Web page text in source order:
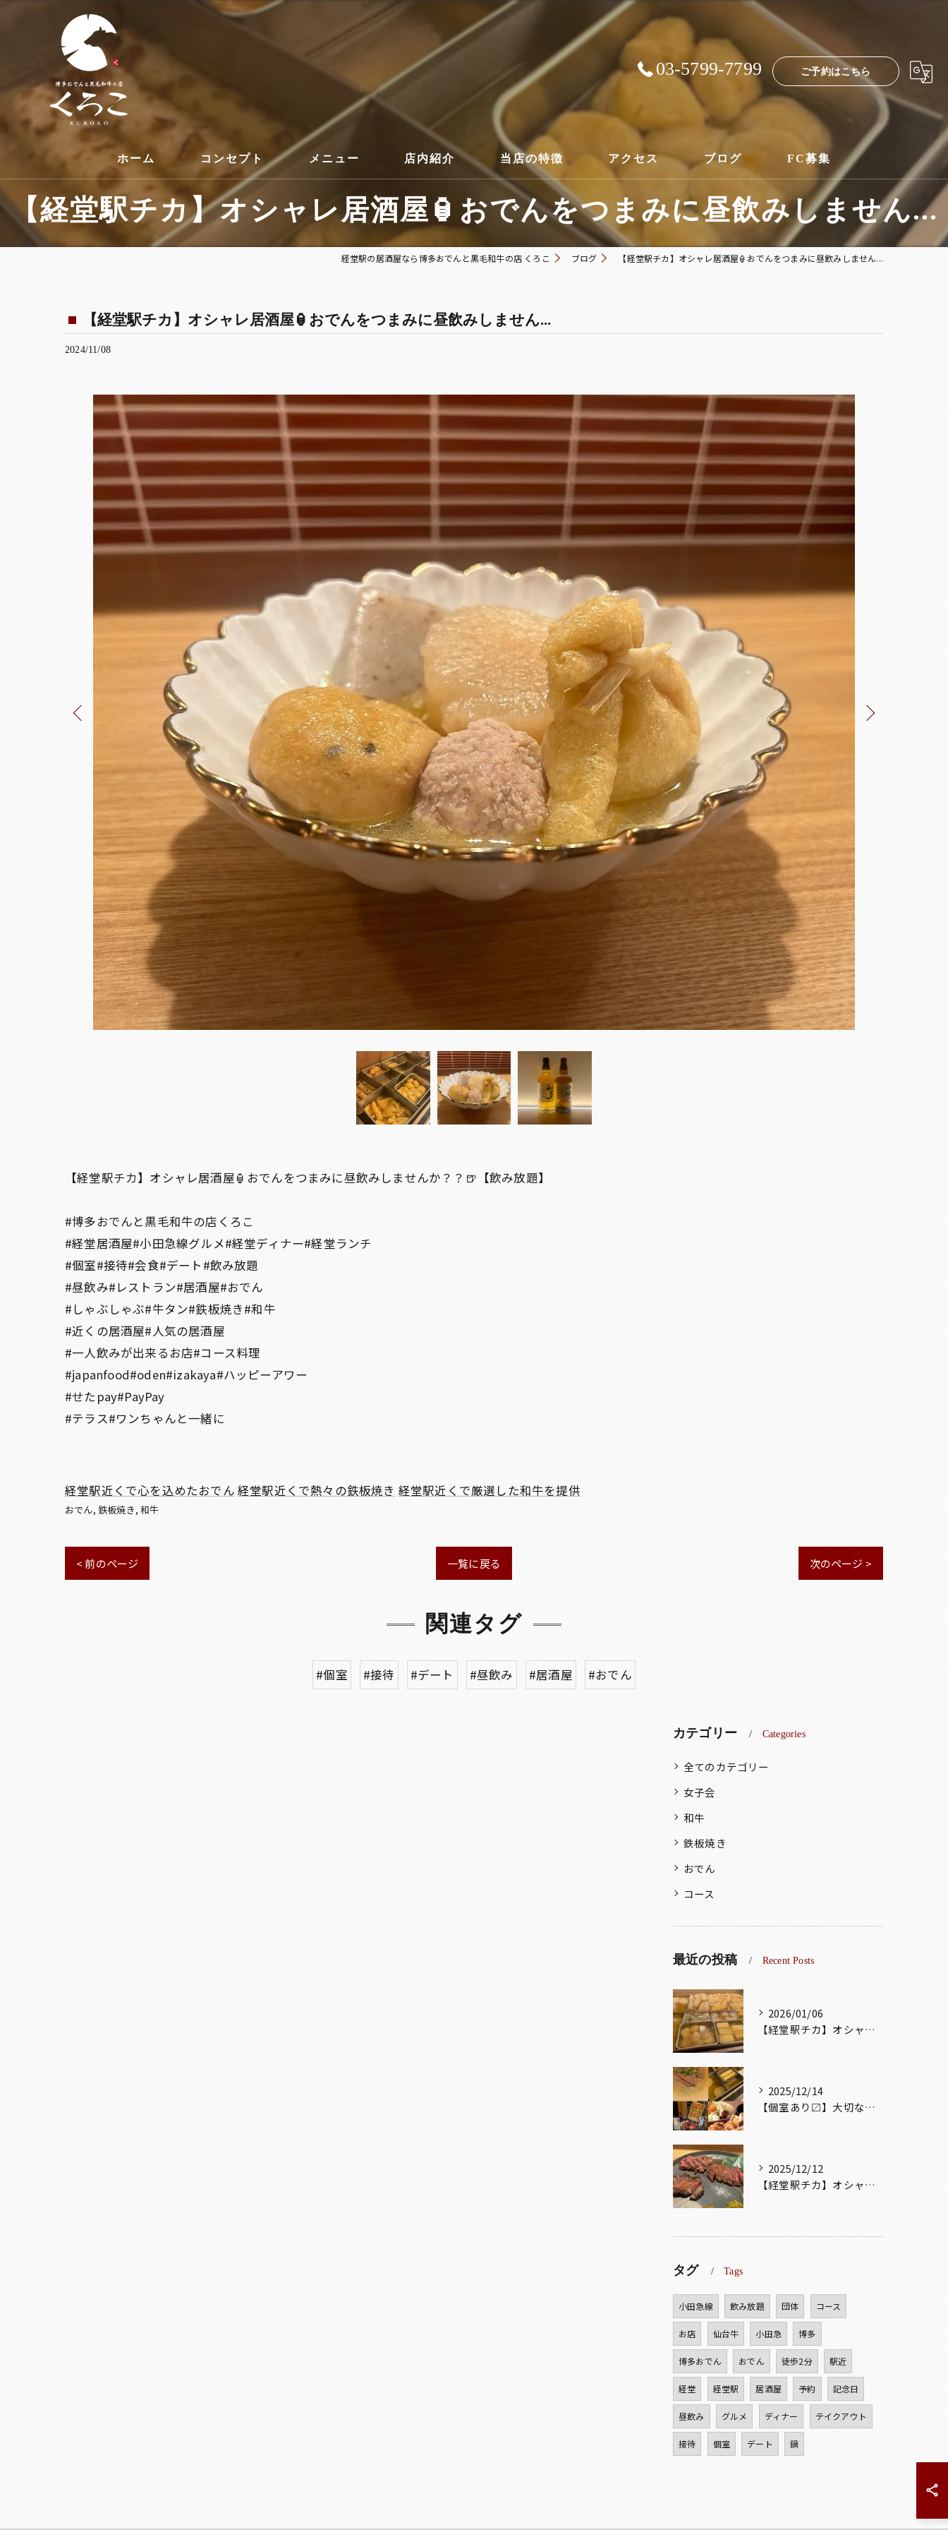
03-5799-7799 ご予約はこちら
ホーム コンセプト メニュー 店内紹介 当店の特徴
コース
アクセス ブログ FC募集
【経堂駅チカ】オシャレ居酒屋🏮おでんをつまみに昼飲みしません...
経堂駅の居酒屋なら博多おでんと黒毛和牛の店 くろこ ブログ 【経堂駅チカ】オシャレ居酒屋🏮おでんをつまみに昼飲みしません...
【経堂駅チカ】オシャレ居酒屋🏮おでんをつまみに昼飲みしません...
2024/11/08
【経堂駅チカ】オシャレ居酒屋🏮おでんをつまみに昼飲みしませんか？？🍺【飲み放題】
#博多おでんと黒毛和牛の店くろこ
#経堂居酒屋#小田急線グルメ#経堂ディナー#経堂ランチ
#個室#接待#会食#デート#飲み放題
#昼飲み#レストラン#居酒屋#おでん
#しゃぶしゃぶ#牛タン#鉄板焼き#和牛
#近くの居酒屋#人気の居酒屋
#一人飲みが出来るお店#コース料理
#japanfood#oden#izakaya#ハッピーアワー
#せたpay#PayPay
#テラス#ワンちゃんと一緒に
経堂駅近くで心を込めたおでん 経堂駅近くで熱々の鉄板焼き 経堂駅近くで厳選した和牛を提供
おでん 鉄板焼き 和牛
< 前のページ 一覧に戻る 次のページ >
関連タグ
#個室 #接待 #デート #昼飲み #居酒屋 #おでん
カテゴリー Categories
全てのカテゴリー
女子会
和牛
鉄板焼き
おでん
コース
最近の投稿 Recent Posts
2026/01/06
【経堂駅チカ】オシャレ居酒屋🏮出汁が美味しいおでんがオススメ...
2025/12/14
【個室あり〼】大切な記念日、お祝い事でのご来店ぜひお待ちして...
2025/12/12
【経堂駅チカ】オシャレ居酒屋🏮自慢のお肉が楽しめる🐃お得なコ...
タグ Tags
小田急線 飲み放題 団体 コース
お店 仙台牛 小田急 博多
博多おでん おでん 徒歩2分 駅近
経堂 経堂駅 居酒屋 予約 記念日
昼飲み グルメ ディナー テイクアウト
接待 個室 デート 鍋